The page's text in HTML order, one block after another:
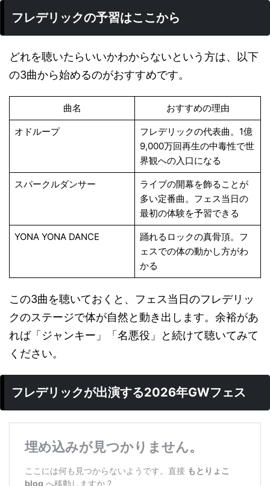
フレデリックの予習はここから
どれを聴いたらいいかわからないという方は、以下
の3曲から始めるのがおすすめです。
曲名 おすすめの理由
オドループ
フレデリックの代表曲。1億
9,000万回再生の中毒性で世
界観への入口になる
スパークルダンサー
ライブの開幕を飾ることが
多い定番曲。フェス当日の
最初の体験を予習できる
YONA YONA DANCE
踊れるロックの真骨頂。フ
ェスでの体の動かし方がわ
かる
この3曲を聴いておくと、フェス当日のフレデリッ
クのステージで体が自然と動き出します。余裕があ
れば「ジャンキー」「名悪役」と続けて聴いてみて
ください。
フレデリックが出演する2026年GWフェス